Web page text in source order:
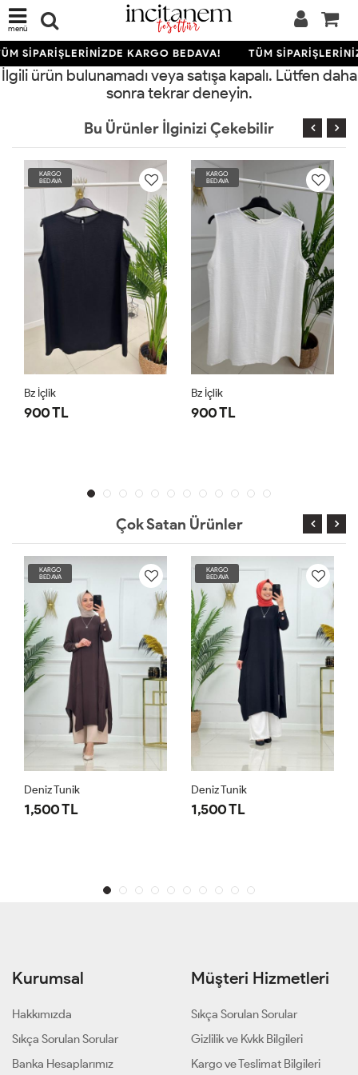
menü
SİPARİŞLERİNİZDE KARGO BEDAVA! TÜM
İlgili ürün bulunamadı veya satışa kapalı. Lütfen daha
sonra tekrar deneyin.
Bu Ürünler İlginizi Çekebilir
KARGO
BEDAVA
Bz İçlik
900 TL
KARGO
BEDAVA
Bz İçlik
900 TL
Çok Satan Ürünler
KARGO
BEDAVA
Deniz Tunik
1,500 TL
KARGO
BEDAVA
Deniz Tunik
1,500 TL
Kurumsal
Hakkımızda
Sıkça Sorulan Sorular
Banka Hesaplarımız
Müşteri Hizmetleri
Sıkça Sorulan Sorular
Gizlilik ve Kvkk Bilgileri
Kargo ve Teslimat Bilgileri